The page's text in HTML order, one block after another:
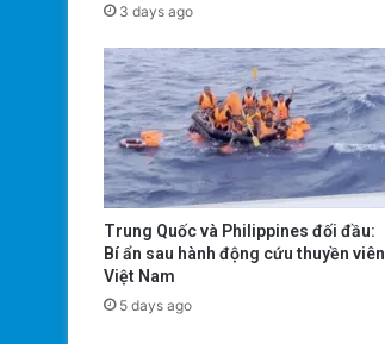
3 days ago
Trung Quốc và Philippines đối đầu:
Bí ẩn sau hành động cứu thuyền viên
Việt Nam
5 days ago